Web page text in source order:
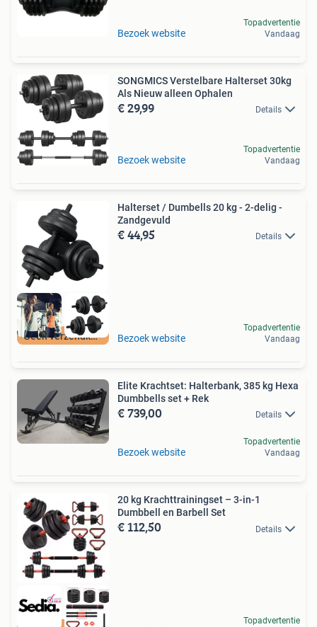
Bezoek website
Topadvertentie
Vandaag
SONGMICS Verstelbare Halterset 30kg
Als Nieuw alleen Ophalen
€ 29,99 Details
Bezoek website
Topadvertentie
Vandaag
Geen verzendkosten
Halterset / Dumbells 20 kg - 2-delig -
Zandgevuld
€ 44,95 Details
Bezoek website
Topadvertentie
Vandaag
Elite Krachtset: Halterbank, 385 kg Hexa
Dumbbells set + Rek
€ 739,00 Details
Bezoek website
Topadvertentie
Vandaag
20 kg Krachttrainingset – 3-in-1
Dumbbell en Barbell Set
€ 112,50 Details
Topadvertentie